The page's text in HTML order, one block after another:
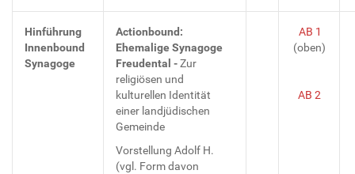
Hinführung
Innenbound
Synagoge
Actionbound:
Ehemalige Synagoge
Freudental -Zur
religiösen und
kulturellen Identität
einer landjüdischen
Gemeinde
Vorstellung Adolf H.
(vgl. Form davon
AB 1
(oben)
AB 2